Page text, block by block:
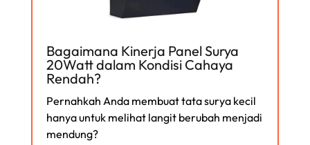
Bagaimana Kinerja Panel Surya
20Watt dalam Kondisi Cahaya
Rendah?
Pernahkah Anda membuat tata surya kecil
hanya untuk melihat langit berubah menjadi
mendung?